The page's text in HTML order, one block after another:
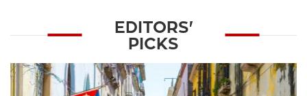
EDITORS'
PICKS